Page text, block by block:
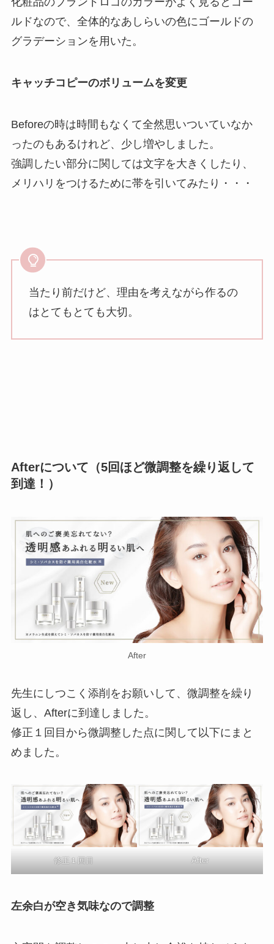
ルドなので、全体的なあしらいの色にゴールドの
グラデーションを用いた。
キャッチコピーのボリュームを変更
Beforeの時は時間もなくて全然思いついていなか
ったのもあるけれど、少し増やしました。
強調したい部分に関しては文字を大きくしたり、
メリハリをつけるために帯を引いてみたり・・・
当たり前だけど、理由を考えながら作るの
はとてもとても大切。
Afterについて（5回ほど微調整を繰り返して
到達！）
After
先生にしつこく添削をお願いして、微調整を繰り
返し、Afterに到達しました。
修正１回目から微調整した点に関して以下にまと
めました。
修正１回目 After
左余白が空き気味なので調整